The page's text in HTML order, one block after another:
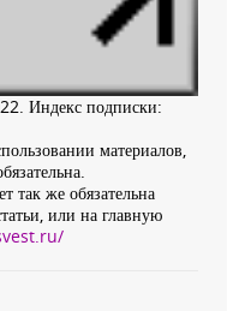
Индекс подписки:
материалов,
так же обязательна
или на главную